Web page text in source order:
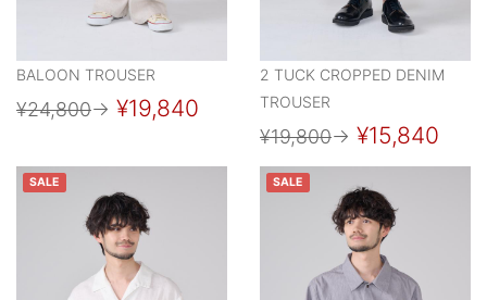
BALOON TROUSER
¥24,800→ ¥19,840
2 TUCK CROPPED DENIM
TROUSER
¥19,800→ ¥15,840
SALE SALE